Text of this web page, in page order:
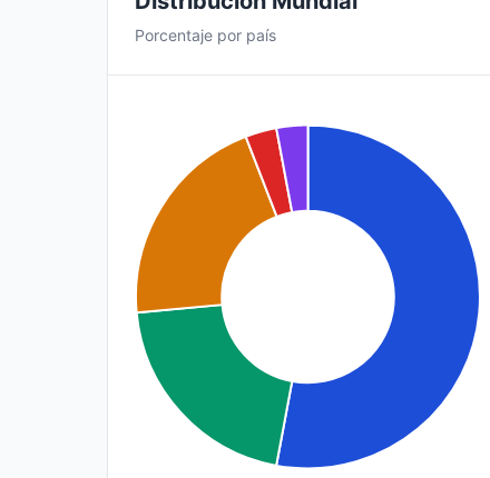
Porcentaje por país